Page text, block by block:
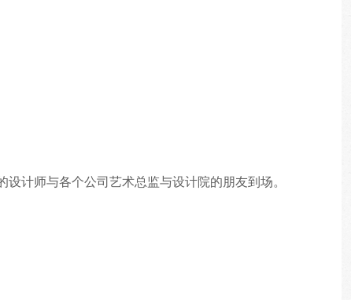
计师与各个公司艺术总监与设计院的朋友到场。